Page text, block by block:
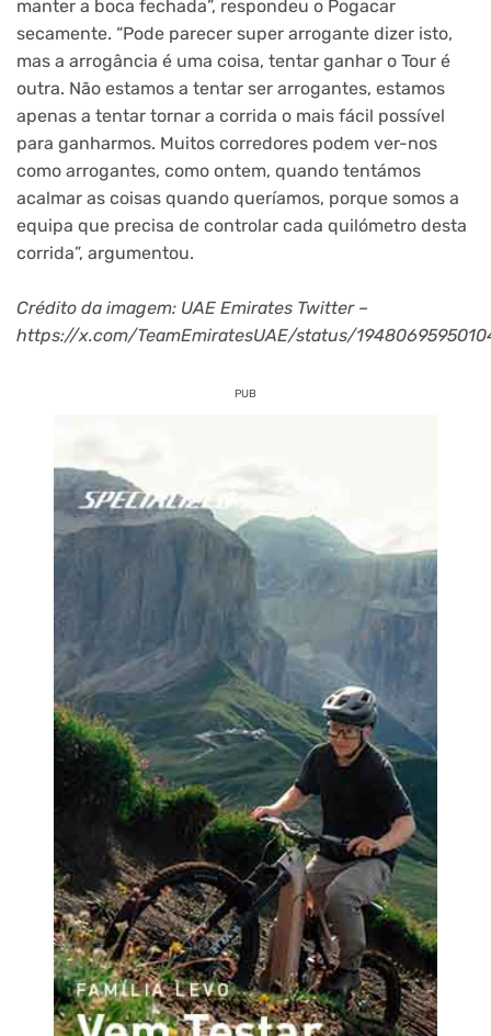
manter a boca fechada”, respondeu o Pogacar
secamente. “Pode parecer super arrogante dizer isto,
mas a arrogância é uma coisa, tentar ganhar o Tour é
outra. Não estamos a tentar ser arrogantes, estamos
apenas a tentar tornar a corrida o mais fácil possível
para ganharmos. Muitos corredores podem ver-nos
como arrogantes, como ontem, quando tentámos
acalmar as coisas quando queríamos, porque somos a
equipa que precisa de controlar cada quilómetro desta
corrida”, argumentou.
Crédito da imagem: UAE Emirates Twitter –
https://x.com/TeamEmiratesUAE/status/
PUB